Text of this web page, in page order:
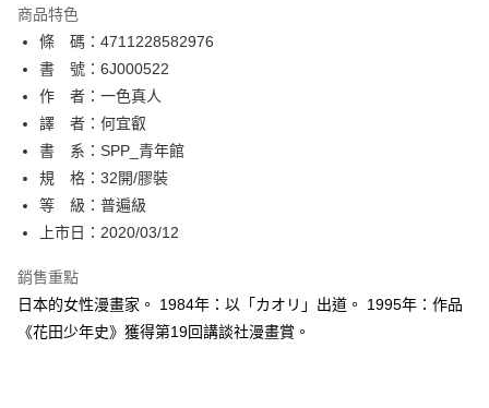
相關說明
【關於「AFTEE先享後付」】
AFTEE先享後付是「在收到商品之後才付款」的支付方式。 讓您購物簡單
便利好安心！
１．簡單：不需註冊會員、不需綁卡、不需儲值。
２．便利：只要手機號碼，簡訊認證，即可結帳。
３．安心：先確認商品／服務後，再付款。
【「AFTEE先享後付」結帳流程】
１．於結帳方式選擇「AFTEE先享後付」後，將跳轉至「AFTEE先享後付」
結帳頁面，進行簡訊認證並確認金額後，即可完成結帳。
２．訂單成立數日內，您將收到繳費通知簡訊。
ATM／網路銀行／等多元方式進行付款，方視為交易完成。
※ 請注意：結帳手續完成當下不需立刻繳費，但若您需要取消訂單，請聯絡
購買商品的店家。未經商家同意取消之訂單仍視為有效，需透過AFTEE先享
後付繳納相關費用。
ATM付款
運送方式
全家取貨付款
每筆NT$80，滿NT$500(含以上)免運費
付款後全家取貨
每筆NT$80，滿NT$500(含以上)免運費
商品特色
條 碼：4711228582976
書 號：6J000522
作 者：一色真人
譯 者：何宜叡
書 系：SPP_青年館
規 格：32開/膠裝
等 級：普遍級
上市日：2020/03/12
銷售重點
日本的女性漫畫家。 1984年：以「カオリ」出道。 1995年：作品
《花田少年史》獲得第19回講談社漫畫賞。